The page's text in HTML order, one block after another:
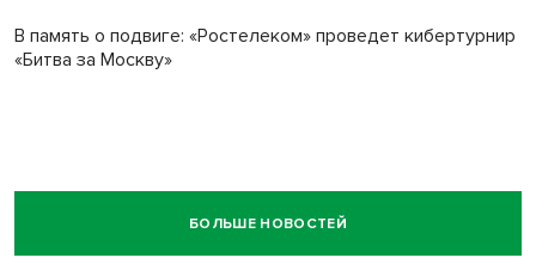
В память о подвиге: «Ростелеком» проведет кибертурнир
«Битва за Москву»
БОЛЬШЕ НОВОСТЕЙ